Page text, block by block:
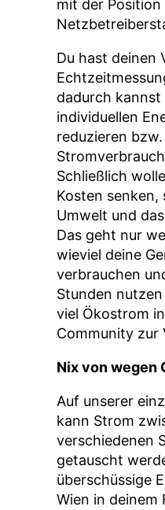
mit der Position
Du hast deinen
dadurch kannst
individuellen
reduzieren
Schließlich
Kosten senken,
Umwelt und
Das geht nur
wieviel deine
verbrauchen
Stunden
viel Ökostrom
Community zur
Nix von wegen
Auf unserer
kann Strom
verschiedenen
getauscht
überschüssige
Wien in deinem